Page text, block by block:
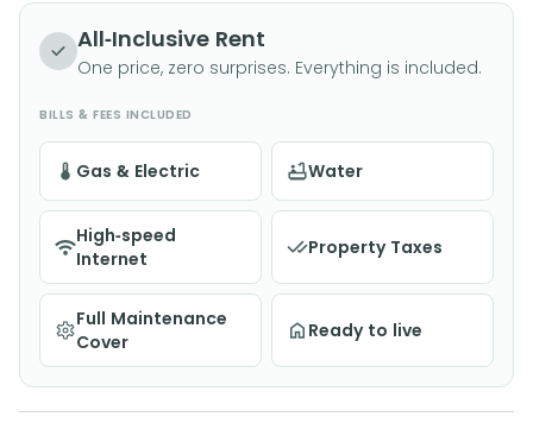
Charme und schafft so eine perfekte Balance
zwischen historischer Architektur und modernem
ist durchdacht gestaltet und verfügt über helle
Innenräume, effiziente Raumaufteilungen und
hochwertige Oberflächen. Die Räume sind mit
modernen Küchen und Bädern, brandneuen Geräten
und einer energieeffizienten Wärmepumpenanlage
ausgestattet. Nur wenige Schritte von Cafés,
Geschäften und Parks entfernt, bietet Helmers ein
einladendes Zuhause für Berufstätige, Paare und
kleine Familien, die Stil und Komfort in der Stadt
All-Inclusive Rent
One price, zero surprises. Everything is included.
BILLS & FEES INCLUDED
Gas & Electric Water
High-speed
Internet
Property Taxes
Full Maintenance
Cover
Ready to live